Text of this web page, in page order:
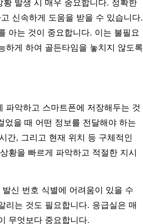
발생 시 매우 중요합니다. 정확한
신속하게 도움을 받을 수 있습니다.
아는 것이 중요합니다. 이는 불필요
하게 하여 골든타임을 놓치지 않도록
파악하고 스마트폰에 저장해두는 것
었을 때 어떤 정보를 전달해야 하는
간, 그리고 현재 위치 등 구체적인
황을 빠르게 파악하고 적절한 지시
신 번호 식별에 어려움이 있을 수
리는 것도 필요합니다. 응급실은 매
무엇보다 중요합니다.